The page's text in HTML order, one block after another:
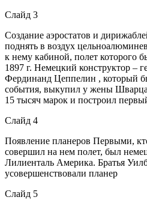
Слайд 3
Создание аэростатов и
поднять в воздух
к нему кабиной, полет которого
1897 г. Немецкий конструктор –
Фердинанд Цеппелин , который
события, выкупил у жены Шварца
15 тысяч марок и построил
Слайд 4
Появление планеров Первыми,
совершил на нем полет, был
Лилиенталь Америка. Братья
усовершенствовали планер
Слайд 5